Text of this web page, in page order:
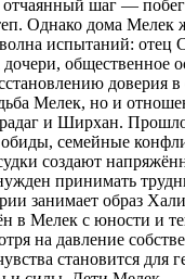
отчаянный шаг —
Однако дома Мелек
испытаний: отец
общественное
доверия
Мелек, но и
и Ширхан.
семейные
создают
принимать
занимает образ
в Мелек с юности и
на давление
становится для